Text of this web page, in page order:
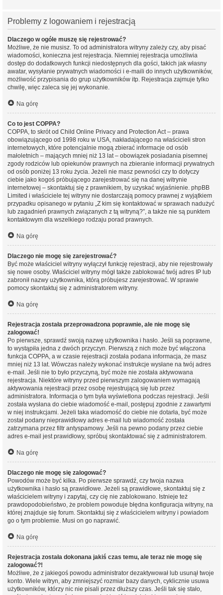
Problemy z logowaniem i rejestracją
Dlaczego w ogóle muszę się rejestrować?
Możliwe, że nie musisz. To od administratora witryny zależy czy, aby pisać
wiadomości, konieczna jest rejestracja. Niemniej rejestracja umożliwia
dostęp do dodatkowych funkcji niedostępnych dla gości, takich jak własny
awatar, wysyłanie prywatnych wiadomości i e-maili do innych użytkowników,
możliwość przypisania do grup użytkowników itp. Rejestracja zajmuje tylko
chwilę, więc zaleca się jej wykonanie.
Na górę
Co to jest COPPA?
COPPA, to skrót od Child Online Privacy and Protection Act – prawa
obowiązującego od 1998 roku w USA, nakładającego na właścicieli stron
internetowych, które potencjalnie mogą zbierać informacje od osób
małoletnich – mających mniej niż 13 lat – obowiązek posiadania pisemnej
zgody rodziców lub opiekunów prawnych na zbieranie informacji prywatnych
od osób poniżej 13 roku życia. Jeżeli nie masz pewności czy to dotyczy
ciebie jako kogoś próbującego zarejestrować się na danej witrynie
internetowej – skontaktuj się z prawnikiem, by uzyskać wyjaśnienie. phpBB
Limited i właściciele tej witryny nie dostarczają pomocy prawnej z wyjątkiem
przypadku opisanego w pytaniu „Z kim się kontaktować w sprawach nadużyć
lub zagadnień prawnych związanych z tą witryną?”, a także nie są punktem
kontaktowym dla wszelkiego rodzaju porad prawnych.
Na górę
Dlaczego nie mogę się zarejestrować?
Być może właściciel witryny wyłączył funkcję rejestracji, aby nie rejestrowały
się nowe osoby. Właściciel witryny mógł także zablokować twój adres IP lub
zabronił nazwy użytkownika, którą próbujesz zarejestrować. W sprawie
pomocy skontaktuj się z administratorem witryny.
Na górę
Rejestracja została przeprowadzona poprawnie, ale nie mogę się
zalogować!
Po pierwsze, sprawdź swoją nazwę użytkownika i hasło. Jeśli są poprawne,
to wystąpiła jedna z dwóch przyczyn. Pierwszą z nich może być włączona
funkcja COPPA, a w czasie rejestracji została podana informacja, że masz
mniej niż 13 lat. Wówczas należy wykonać instrukcje wysłane na twój adres
e-mail. Jeśli nie to było przyczyną, być może nie została aktywowana
rejestracja. Niektóre witryny przed pierwszym zalogowaniem wymagają
aktywowania rejestracji przez osobę rejestrującą się lub przez
administratora. Informacja o tym była wyświetlona podczas rejestracji. Jeśli
została wysłana do ciebie wiadomość e-mail, postępuj zgodnie z zawartymi
w niej instrukcjami. Jeżeli taka wiadomość do ciebie nie dotarła, być może
został podany nieprawidłowy adres e-mail lub wiadomość została
zatrzymana przez filtr antyspamowy. Jeśli na pewno podany przez ciebie
adres e-mail jest prawidłowy, spróbuj skontaktować się z administratorem.
Na górę
Dlaczego nie mogę się zalogować?
Powodów może być kilka. Po pierwsze sprawdź, czy twoja nazwa
użytkownika i hasło są prawidłowe. Jeżeli są prawidłowe, skontaktuj się z
właścicielem witryny i zapytaj, czy cię nie zablokowano. Istnieje też
prawdopodobieństwo, że problem powoduje błędna konfiguracja witryny, na
której znajduje się forum. Skontaktuj się z właścicielem witryny i powiadom
go o tym problemie. Musi on go naprawić.
Na górę
Rejestracja została dokonana jakiś czas temu, ale teraz nie mogę się
zalogować?!
Możliwe, że z jakiegoś powodu administrator dezaktywował lub usunął twoje
konto. Wiele witryn, aby zmniejszyć rozmiar bazy danych, cyklicznie usuwa
użytkowników, którzy nic nie pisali przez dłuższy czas. Jeśli tak się stało,